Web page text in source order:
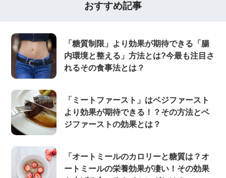
おすすめ記事
「糖質制限」より効果が期待できる「腸
内環境と整える」方法とは?今最も注目さ
れるその食事法とは？
「ミートファースト」はベジファースト
より効果が期待できる！？その方法とベ
ジファーストの効果とは？
「オートミールのカロリーと糖質は？オ
ートミールの栄養効果が凄い！その効果